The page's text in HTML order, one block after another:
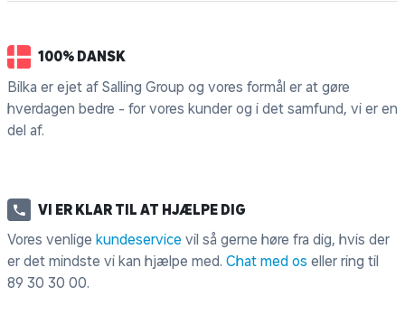
100% DANSK
Bilka er ejet af Salling Group og vores formål er at gøre
hverdagen bedre - for vores kunder og i det samfund, vi er en
del af.
VI ER KLAR TIL AT HJÆLPE DIG
Vores venlige kundeservice vil så gerne høre fra dig, hvis der
er det mindste vi kan hjælpe med. Chat med os eller ring til
89 30 30 00.